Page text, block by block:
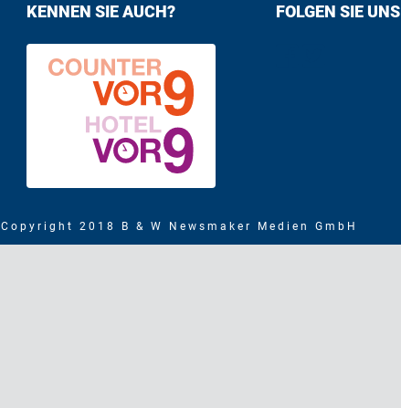
KENNEN SIE AUCH? FOLGEN SIE UNS
Copyright 2018 B & W Newsmaker Medien GmbH